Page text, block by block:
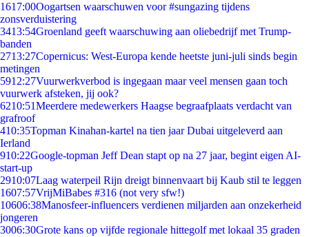
1617:00Oogartsen waarschuwen voor #sungazing tijdens
zonsverduistering
3413:54Groenland geeft waarschuwing aan oliebedrijf met Trump-
banden
2713:27Copernicus: West-Europa kende heetste juni-juli sinds begin
metingen
5912:27Vuurwerkverbod is ingegaan maar veel mensen gaan toch
vuurwerk afsteken, jij ook?
6210:51Meerdere medewerkers Haagse begraafplaats verdacht van
grafroof
410:35Topman Kinahan-kartel na tien jaar Dubai uitgeleverd aan
Ierland
910:22Google-topman Jeff Dean stapt op na 27 jaar, begint eigen AI-
start-up
2910:07Laag waterpeil Rijn dreigt binnenvaart bij Kaub stil te leggen
1607:57VrijMiBabes #316 (not very sfw!)
10606:38Manosfeer-influencers verdienen miljarden aan onzekerheid
jongeren
3006:30Grote kans op vijfde regionale hittegolf met lokaal 35 graden